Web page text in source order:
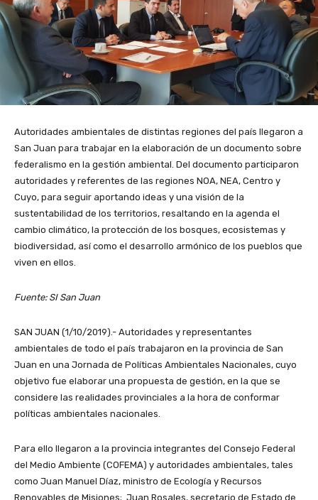
Autoridades ambientales de distintas regiones del país llegaron a
San Juan para trabajar en la elaboración de un documento sobre
federalismo en la gestión ambiental. Del documento participaron
autoridades y referentes de las regiones NOA, NEA, Centro y
Cuyo, para seguir aportando ideas y una visión de la
sustentabilidad de los territorios, resaltando en la agenda el
cambio climático, la protección de los bosques, ecosistemas y
biodiversidad, así como el desarrollo armónico de los pueblos que
viven en ellos.
Fuente: SI San Juan
SAN JUAN (1/10/2019).- Autoridades y representantes
ambientales de todo el país trabajaron en la provincia de San
Juan en una Jornada de Políticas Ambientales Nacionales, cuyo
objetivo fue elaborar una propuesta de gestión, en la que se
considere las realidades provinciales a la hora de conformar
políticas ambientales nacionales.
Para ello llegaron a la provincia integrantes del Consejo Federal
del Medio Ambiente (COFEMA) y autoridades ambientales, tales
como Juan Manuel Díaz, ministro de Ecología y Recursos
Renovables de Misiones; Juan Rosales, secretario de Estado de